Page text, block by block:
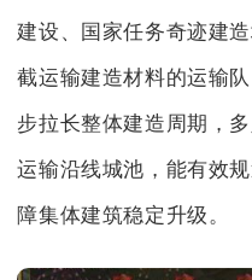
建设、国家任务奇迹建
截运输建造材料的运输
步拉长整体建造周期，
运输沿线城池，能有效
障集体建筑稳定升级。